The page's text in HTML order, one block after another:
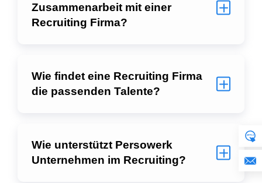
Zusammenarbeit mit einer
Recruiting Firma?
Wie findet eine Recruiting Firma
die passenden Talente?
Wie unterstützt Persowerk
Unternehmen im Recruiting?